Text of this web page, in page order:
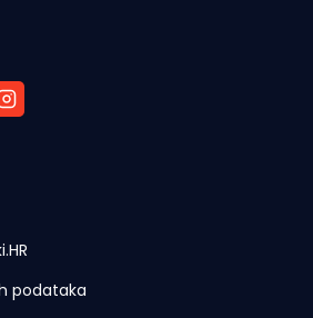
podataka